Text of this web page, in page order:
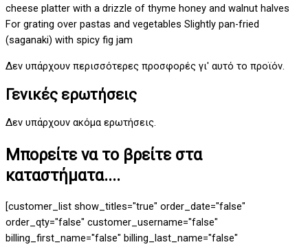
cheese platter with a drizzle of thyme honey and walnut halves
For grating over pastas and vegetables Slightly pan-fried
(saganaki) with spicy fig jam
Δεν υπάρχουν περισσότερες προσφορές γι' αυτό το προϊόν.
Γενικές ερωτήσεις
Δεν υπάρχουν ακόμα ερωτήσεις.
Μπορείτε να το βρείτε στα
καταστήματα....
[customer_list show_titles="true" order_date="false"
order_qty="false" customer_username="false"
billing_first_name="false" billing_last_name="false"